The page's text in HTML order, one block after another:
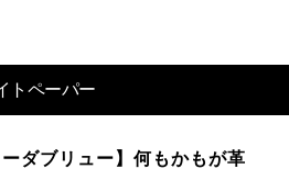
トペーパー
ダブリュー】何もかもが革